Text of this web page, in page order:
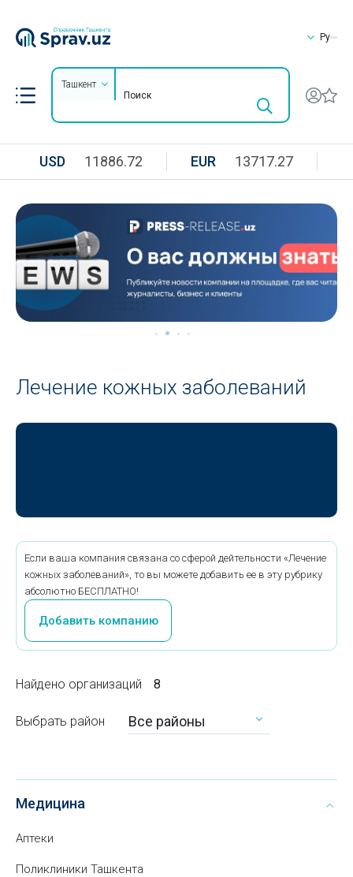
Ру
Ташкент
USD 11886.72 EUR 13717.27
Лечение кожных заболеваний
Если ваша компания связана со сферой дейтельности «Лечение
кожных заболеваний», то вы можете добавить ее в эту рубрику
абсолютно БЕСПЛАТНО!
Добавить компанию
Найдено организаций 8
Выбрать район Все районы
Медицина
Аптеки
Поликлиники Ташкента